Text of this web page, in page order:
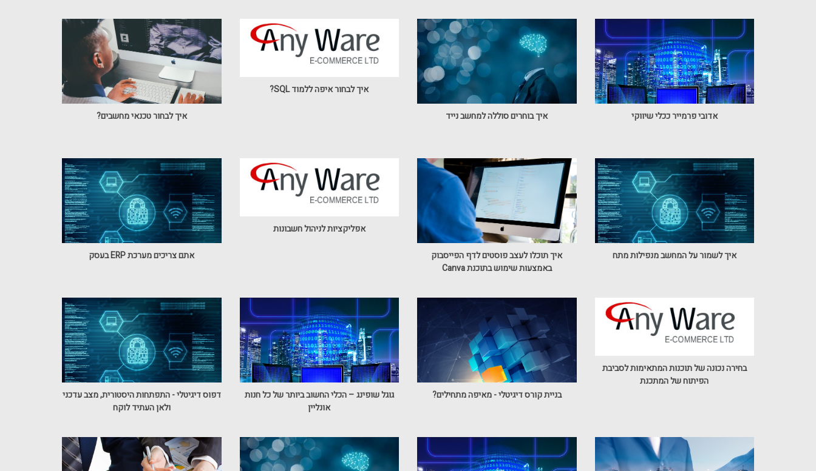
אדובי פרמייר ככלי שיווקי איך בוחרים סוללה למחשב נייד
איך לבחור איפה ללמוד SQL?
איך לבחור טכנאי מחשבים?
איך לשמור על המחשב מנפילות מתח
איך תוכלו לעצב פוסטים לדף הפייסבוק
באמצעות שימוש בתוכנת Canva
אפליקציות לניהול חשבונות
אתם צריכים מערכת ERP בעסק
בחירה נכונה של תוכנות המתאימות לסביבת
הפיתוח של המתכנת
בניית קורס דיגיטלי - מאיפה מתחילים?
גוגל שופינג – הכלי החשוב ביותר של כל חנות
אונליין
דפוס דיגיטלי - התפתחות היסטורית, מצב עדכני
ולאן העתיד לוקח